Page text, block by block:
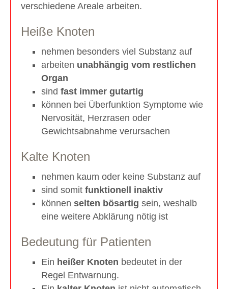
verschiedene Areale arbeiten.
Heiße Knoten
nehmen besonders viel Substanz auf
arbeiten unabhängig vom restlichen
Organ
sind fast immer gutartig
können bei Überfunktion Symptome wie
Nervosität, Herzrasen oder
Gewichtsabnahme verursachen
Kalte Knoten
nehmen kaum oder keine Substanz auf
sind somit funktionell inaktiv
können selten bösartig sein, weshalb
eine weitere Abklärung nötig ist
Bedeutung für Patienten
Ein heißer Knoten bedeutet in der
Regel Entwarnung.